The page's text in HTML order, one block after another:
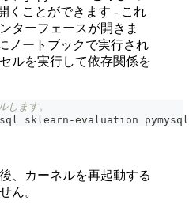
くことができます - これ
ターフェースが開きま
ノートブックで実行され
ルを実行して依存関係を
ます。
sklearn -evaluation pymysql
、カーネルを再起動する
ん。